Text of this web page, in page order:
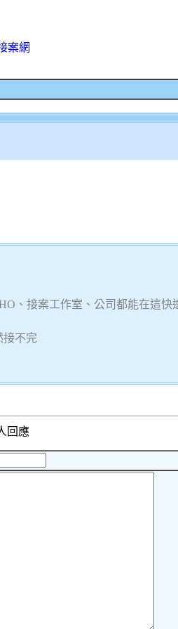
、接案工作室、公司都能在這快
接不完
回應